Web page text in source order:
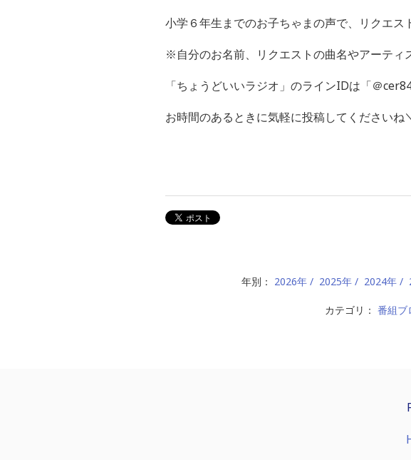
小学６年生までのお子ちゃまの声で、リクエス
※自分のお名前、リクエストの曲名やアーティ
「ちょうどいいラジオ」のラインIDは「＠
お時間のあるときに気軽に投稿してくださいね
年別： 2026年 2025年 2024年
カテゴリ： 番組ブ